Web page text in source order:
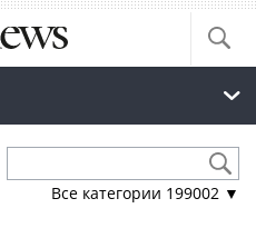
Все категории 199002 ▼